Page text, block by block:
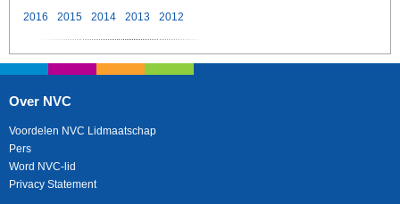
2016
2015 2014 2013 2012
Over NVC
Voordelen NVC Lidmaatschap
Pers
Word NVC-lid
Privacy Statement